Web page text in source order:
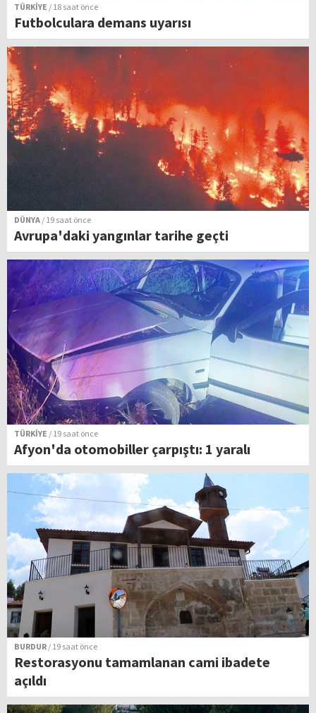
TÜRKİYE / 18 saat önce
Futbolculara demans uyarısı
DÜNYA / 19 saat önce
Avrupa'daki yangınlar tarihe geçti
TÜRKİYE / 19 saat önce
Afyon'da otomobiller çarpıştı: 1 yaralı
BURDUR / 19 saat önce
Restorasyonu tamamlanan cami ibadete
açıldı